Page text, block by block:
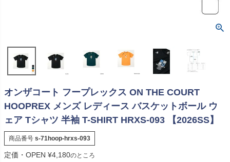
オンザコート フープレックス ON THE COURT
HOOPREX メンズ レディース バスケットボール ウ
ェア Tシャツ 半袖 T-SHIRT HRXS-093 【2026SS】
商品番号 s-71hoop-hrxs-093
定価・OPEN ¥4,180のところ